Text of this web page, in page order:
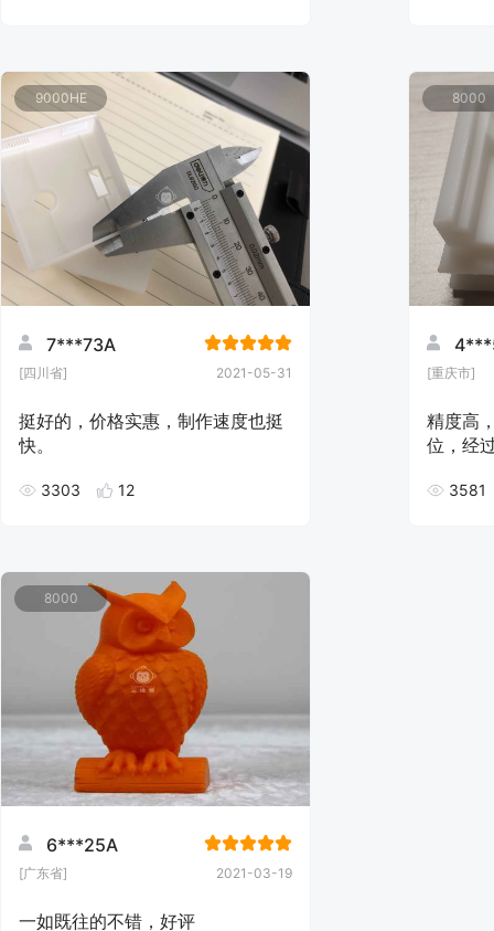
9000HE
7***73A
[四川省] 2021-05-31
挺好的，价格实惠，制作速度也挺
快。
3303 12
8000
[重庆市]
精度高
位，经
们可以
3581
8000
6***25A
[广东省] 2021-03-19
一如既往的不错，好评